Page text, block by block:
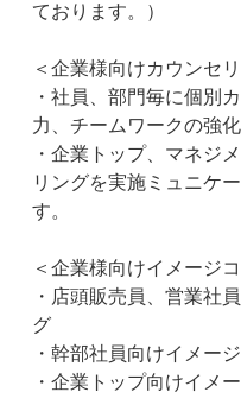
ております。）
＜企業様向けカウンセ
・社員、部門毎に個別
力、チームワークの強化
・企業トップ、マネジ
リングを実施ミュニケ
す。
＜企業様向けイメージ
・店頭販売員、営業社
グ
・幹部社員向けイメー
・企業トップ向けイメ